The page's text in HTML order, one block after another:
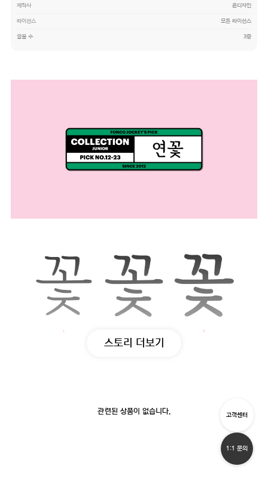
제작사 윤디자인
라이선스 모든 라이선스
글꼴 수 3종
스토리 더보기
관련된 상품이 없습니다. 고객센터
1:1 문의